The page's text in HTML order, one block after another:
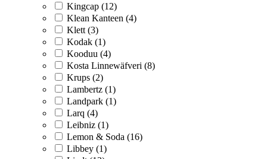
Kingcap (12)
Klean Kanteen (4)
Klett (3)
Kodak (1)
Kooduu (4)
Kosta Linnewäfveri (8)
Krups (2)
Lambertz (1)
Landpark (1)
Larq (4)
Leibniz (1)
Lemon & Soda (16)
Libbey (1)